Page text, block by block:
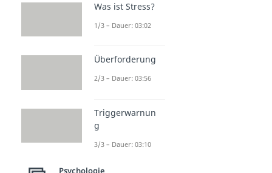
Was ist Stress?
1/3 – Dauer: 03:02
Überforderung
2/3 – Dauer: 03:56
Triggerwarnun
g
3/3 – Dauer: 03:10
Psychologie